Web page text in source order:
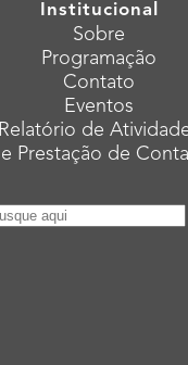
Institucional
Sobre
Programação
Contato
Eventos
Relatório de
e Prestação de